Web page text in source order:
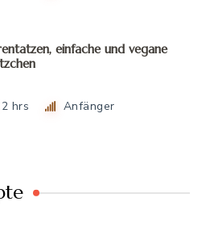
einfache und vegane
2 hrs Anfänger